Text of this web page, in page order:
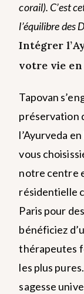
corail). C’est
l’équilibre des
Intégrer
votre vie
Tapovan
préservation
l’Ayurveda
vous
notre centre
résidentielle
Paris pour
bénéficiez
thérapeutes
les plus
sagesse